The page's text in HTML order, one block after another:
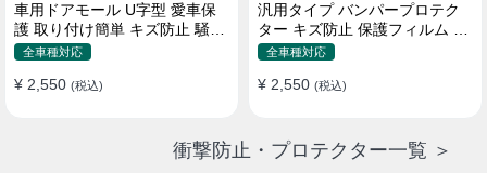
車用ドアモール U字型 愛車保
護 取り付け簡単 キズ防止 騒音
低減 5m バンパーストリップ
全車種対応
¥ 2,550 (税込)
汎用タイプ バンパープロテク
ター キズ防止 保護フィルム 取
り付け簡単 フィット感抜群
全車種対応
¥ 2,550 (税込)
衝撃防止・プロテクター一覧 ＞